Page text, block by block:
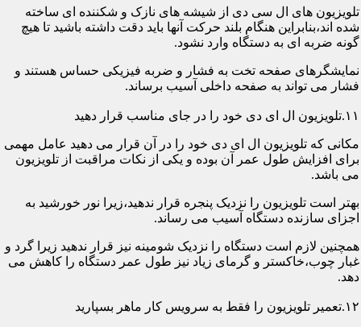
تلویزیون های ال سی دی از شیشه های نازک و شکننده ای ساخته
شده اند،بنابراین هنگام بلند حرکت آنها باید دقت داشته باشید تا هیچ
گونه ضربه ای به دستگاه وارد نشود.
نمایشگرهای صفحه تخت به فشار و ضربه فیزیکی حساس هستند و
فشار می تواند به صفحه داخلی آسیب برساند.
۱۱.تلویزیون ال ای دی خود را در جای مناسب قرار دهید
مکانی که تلویزیون ال ای دی خود را در آن قرار می دهید عامل مهمی
برای افزایش طول عمر آن بوده و یکی از نکات مراقبت از تلویزیون
می باشد.
بهتر است تلویزیون را نزدیک پنجره قرار ندهید،زیرا نور خورشید به
اجزای سازنده دستگاه آسیب می رساند.
همچنین لازم است دستگاه را نزدیک شومینه نیز قرار ندهید زیرا گرد و
غبار چوب،خاکستر و گرمای زیاد نیز طول عمر دستگاه را کاهش می
دهد.
۱۲.تعمیر تلویزیون را فقط به سرویس کار ماهر بسپارید